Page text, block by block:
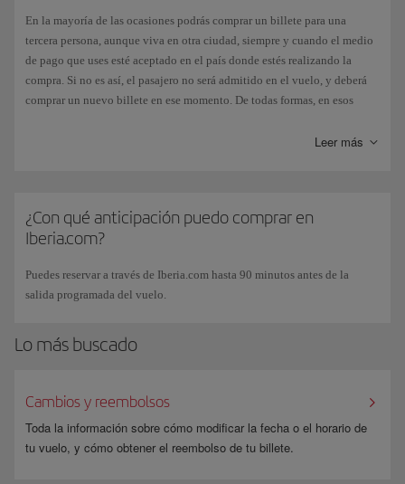
entidad acreditada (VERISIGN).
Pago seguro con tarjetas de crédito
. Iberia.com integra mecanismos
autentificación de usuario para las principales tarjetas del mercado. Esta
autentificación garantiza una experiencia de pago que protege al
usuario contra posibles fraudes.
. Además de las medidas
Auditorias de seguridad.
sistema, y para indicar las medidas a implantar, con objeto de prevenirlo
de ataques por parte de usuarios maliciosos.
En la mayoría de las ocasiones podrás comprar un billete para una
tercera persona, aunque viva en otra ciudad, siempre y cuando el medio
de pago que uses esté aceptado en el país donde estés realizando la
compra. Si no es así, el pasajero no será admitido en el vuelo, y deberá
comprar un nuevo billete en ese momento. De todas formas, en esos
Leer más
¿Con qué anticipación puedo comprar en
Iberia.com?
Puedes reservar a través de Iberia.com hasta 90 minutos antes de la
salida programada del vuelo.
Lo más buscado
Cambios y reembolsos
Toda la información sobre cómo modificar la fecha o el horario de
tu vuelo, y cómo obtener el reembolso de tu billete.